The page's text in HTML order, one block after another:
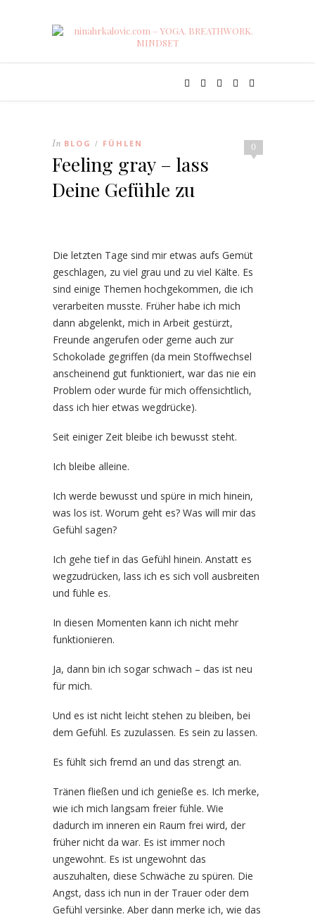
0
In BLOG / FÜHLEN
Feeling gray – lass
Deine Gefühle zu
Die letzten Tage sind mir etwas aufs Gemüt
geschlagen, zu viel grau und zu viel Kälte. Es
sind einige Themen hochgekommen, die ich
verarbeiten musste. Früher habe ich mich
dann abgelenkt, mich in Arbeit gestürzt,
Freunde angerufen oder gerne auch zur
Schokolade gegriffen (da mein Stoffwechsel
anscheinend gut funktioniert, war das nie ein
Problem oder wurde für mich offensichtlich,
dass ich hier etwas wegdrücke).
Seit einiger Zeit bleibe ich bewusst steht.
Ich bleibe alleine.
Ich werde bewusst und spüre in mich hinein,
was los ist. Worum geht es? Was will mir das
Gefühl sagen?
Ich gehe tief in das Gefühl hinein. Anstatt es
wegzudrücken, lass ich es sich voll ausbreiten
und fühle es.
In diesen Momenten kann ich nicht mehr
funktionieren.
Ja, dann bin ich sogar schwach – das ist neu
für mich.
Und es ist nicht leicht stehen zu bleiben, bei
dem Gefühl. Es zuzulassen. Es sein zu lassen.
Es fühlt sich fremd an und das strengt an.
Tränen fließen und ich genieße es. Ich merke,
wie ich mich langsam freier fühle. Wie
dadurch im inneren ein Raum frei wird, der
früher nicht da war. Es ist immer noch
ungewohnt. Es ist ungewohnt das
auszuhalten, diese Schwäche zu spüren. Die
Angst, dass ich nun in der Trauer oder dem
Gefühl versinke. Aber dann merke ich, wie das